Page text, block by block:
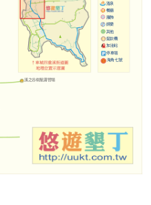
溫泉
餐廳
服飾
娛樂
其他
提款機
加油站
停車場
海角七號
溪之谷樹屋露營場